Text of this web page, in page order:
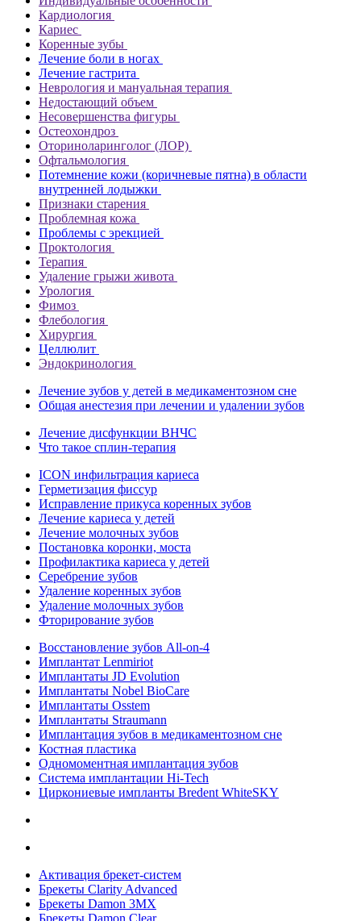
Кардиология
Кариес
Коренные зубы
Лечение боли в ногах
Лечение гастрита
Неврология и мануальная терапия
Недостающий объем
Несовершенства фигуры
Остеохондроз
Оториноларинголог (ЛОР)
Офтальмология
Потемнение кожи (коричневые пятна) в области
внутренней лодыжки
Признаки старения
Проблемная кожа
Проблемы с эрекцией
Проктология
Терапия
Удаление грыжи живота
Урология
Фимоз
Флебология
Хирургия
Целлюлит
Эндокринология
Лечение зубов у детей в медикаментозном сне
Общая анестезия при лечении и удалении зубов
Лечение дисфункции ВНЧС
Что такое сплин-терапия
ICON инфильтрация кариеса
Герметизация фиссур
Исправление прикуса коренных зубов
Лечение кариеса у детей
Лечение молочных зубов
Постановка коронки, моста
Профилактика кариеса у детей
Серебрение зубов
Удаление коренных зубов
Удаление молочных зубов
Фторирование зубов
Восстановление зубов All‑on‑4
Имплантат Lenmiriot
Имплантаты JD Evolution
Имплантаты Nobel BioСare
Имплантаты Osstem
Имплантаты Straumann
Имплантация зубов в медикаментозном сне
Костная пластика
Одномоментная имплантация зубов
Система имплантации Hi-Tech
Циркониевые импланты Bredent WhiteSKY
Активация брекет-систем
Брекеты Clarity Advanced
Брекеты Damon 3MX
Брекеты Damon Clear